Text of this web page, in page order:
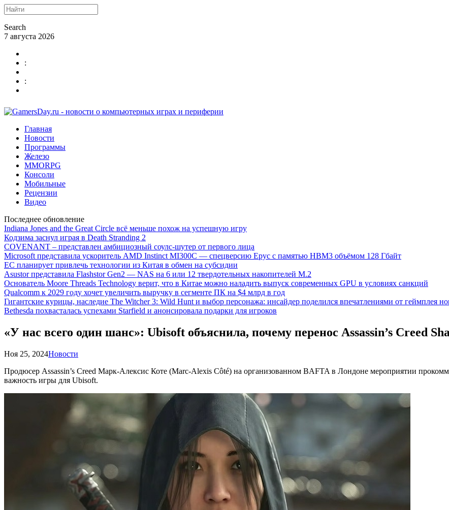
Search
7 августа 2026
:
:
Главная
Новости
Программы
Железо
MMORPG
Консоли
Мобильные
Рецензии
Видео
Последнее обновление
Indiana Jones and the Great Circle всё меньше похож на успешную игру
Кодзима заснул играя в Death Stranding 2
COVENANT – представлен амбициозный соулс-шутер от первого лица
Microsoft представила ускоритель AMD Instinct MI300C — спецверсию Epyc с памятью HBM3 объёмом 128 Гбайт
ЕС планирует привлечь технологии из Китая в обмен на субсидии
Asustor представила Flashstor Gen2 — NAS на 6 или 12 твердотельных накопителей M.2
Основатель Moore Threads Technology верит, что в Китае можно наладить выпуск современных GPU в условиях санкций
Qualcomm к 2029 году хочет увеличить выручку в сегменте ПК на $4 млрд в год
Гигантские курицы, наследие The Witcher 3: Wild Hunt и выбор персонажа: инсайдер поделился впечатлениями от геймплея
Bethesda похвасталась успехами Starfield и анонсировала подарки для игроков
«У нас всего один шанс»: Ubisoft объяснила, почему перенос Assassin’s Creed
Ноя 25, 2024Новости
Продюсер Assassin’s Creed Марк-Алексис Коте (Marc-Alexis Côté) на организованном BAFTA в Лондоне мероприятии
важность игры для Ubisoft.